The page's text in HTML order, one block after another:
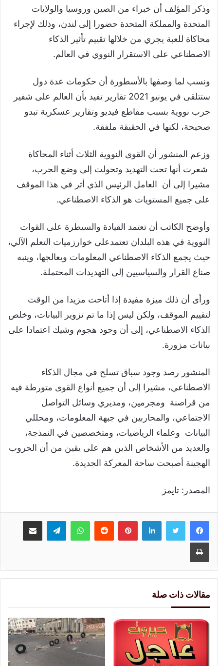
وذكر المؤلف أن خبراء من الصين وروسيا والولايات
المتحدة والمملكة المتحدة حضورا إلى لندن، وذلك لإجراء
محاكاة للعبة يجري من خلالها تقييم تأثير الذكاء
الاصطناعي على الاستقرار النووي في العالم.
ونسب لما وصفها بالأسطورة أن حكومات عدة دول
ستتلقى في يونيو 2021 تقارير تفيد بأن العالم على شفير
حرب نووية بسبب مقاطع فيديو وتقارير عسكرية تبدو
صحيحة، لكنها في الحقيقة ملفقة.
وزعم المنشور أن القوى النووية الثلاث أثناء المحاكاة
شعرت أنها تحت التهديد وتحولت إلى وضع الحرب،
مشيرا إلى أن العامل الرئيس الذي أثر في هذا الموقف
على جميع المستويات هو الذكاء الاصطناعي.
وأوضح الكاتب أن تعتمد القيادة والسيطرة على القوات
النووية في هذه البلدان تعتمدعلى خوارزميات التعلم الآلي،
حيث يجمع الذكاء الاصطناعي المعلومات ويعالجها، وينبه
صناع القرار والسياسيين إلى التهديدات المحتملة.
ورأى أن ذلك ميزة مفيدة إذا أتاحت مزيدا من الوقت
لتقييم الموقف، ولكن ليس إذا ما تم تزوير البيانات، وخلص
الذكاء الاصطناعي، إلى أن وجود هجوم وشيك اعتمادا على
بيانات مزورة.
المنشور رصد وجود سباق تسلح في مجال الذكاء
الاصطناعي، مشيرا إلى أن جميع أنواع القوى متورطة فيه
من قراصنة ومجرمين، ومديري وسائل التواصل
الاجتماعي، والمحاربين في جبهة المعلومات، ومحللي
البيانات وعلماء الرياضيات، ومتخصصين في النمذجة،
والعديد من الأشخاص الذين هم على يقين من أن الحروب
الهجينة أصبحت ساحة المعركة الجديدة.
المصدر: تايمز
لينكدإنبينتيريست واتسابتيلقرام مشاركة عبر البريد
طباعة
مقالات ذات صلة